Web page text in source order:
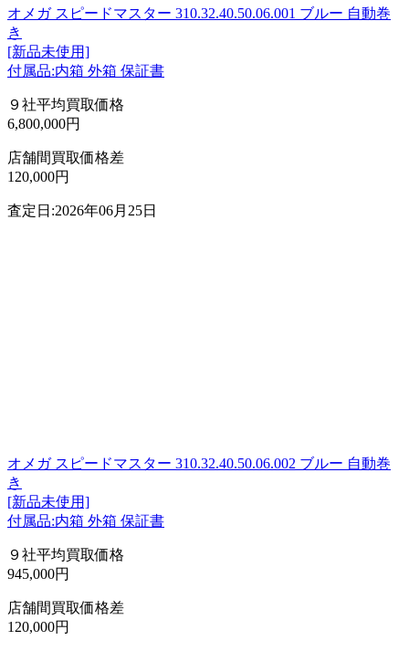
オメガ スピードマスター 310.32.40.50.06.001 ブルー 自動巻
き
[新品未使用]
付属品:内箱 外箱 保証書
９社平均買取価格
6,800,000円
店舗間買取価格差
120,000円
査定日:2026年06月25日
オメガ スピードマスター 310.32.40.50.06.002 ブルー 自動巻
き
[新品未使用]
付属品:内箱 外箱 保証書
９社平均買取価格
945,000円
店舗間買取価格差
120,000円